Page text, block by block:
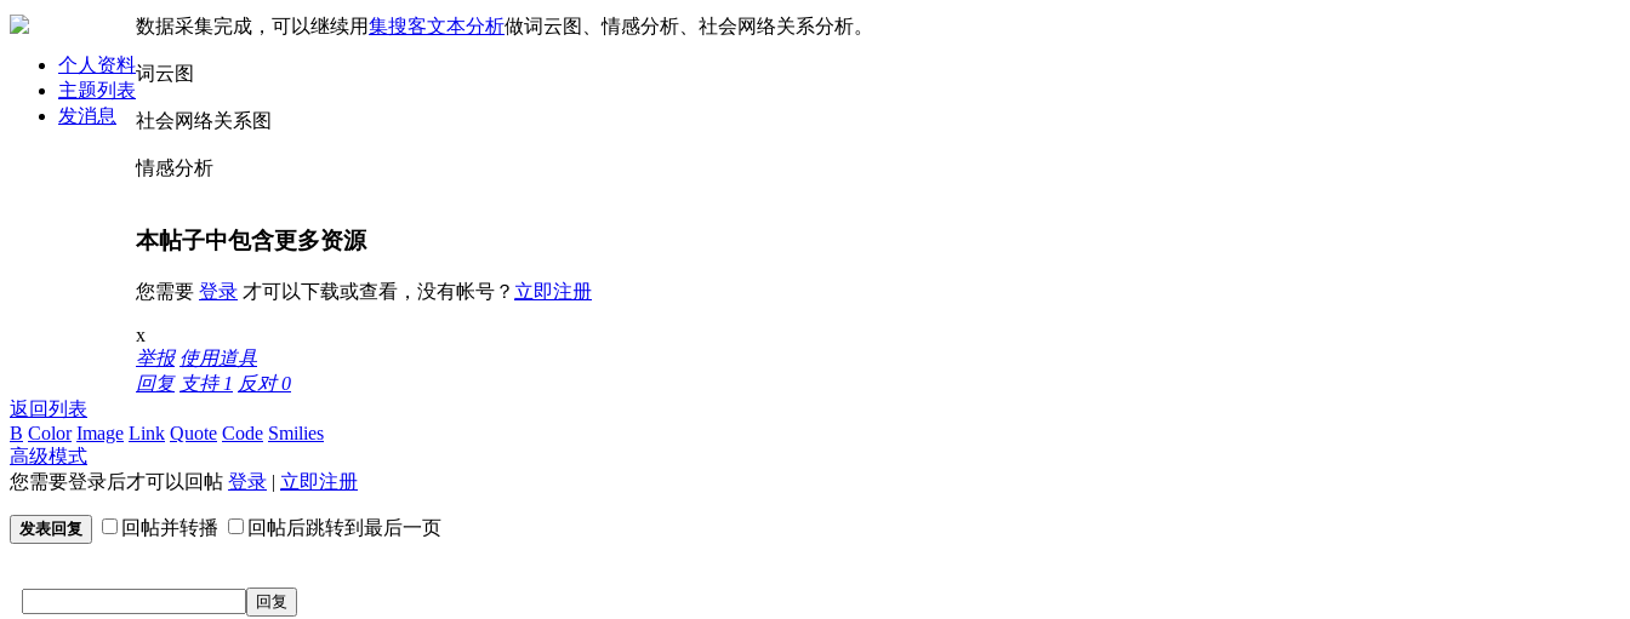
个人资料
主题列表
发消息
数据采集完成，可以继续用集搜客文本分析做词云图、情感分析、社会网络关系分析。
词云图
社会网络关系图
情感分析
本帖子中包含更多资源
您需要 登录 才可以下载或查看，没有帐号？ 立即注册
x
举报 使用道具
回复 支持 1 反对0
返回列表
B Color Image Link Quote Code Smilies
高级模式
您需要登录后才可以回帖 登录 | 立即注册
发表回复 回帖并转播 回帖后跳转到最后一页
回复